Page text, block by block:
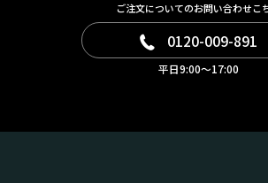
ご注文についてのお問い合わせこ
0120-009-891
平日9:00～17:00